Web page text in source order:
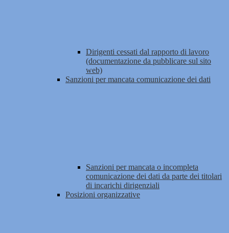
Dirigenti cessati dal rapporto di lavoro
(documentazione da pubblicare sul sito
web)
Sanzioni per mancata comunicazione dei dati
Sanzioni per mancata o incompleta
comunicazione dei dati da parte dei titolari
di incarichi dirigenziali
Posizioni organizzative